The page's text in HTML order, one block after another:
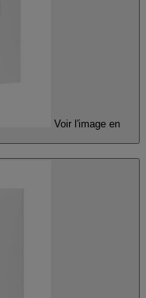
Voir l'image en